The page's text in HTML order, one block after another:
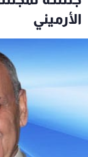
الأرميني
سياسة
إقتصاد
منوعات
كأس العالم